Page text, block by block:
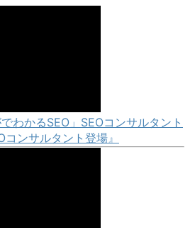
わかるSEO」SEOコンサルタント
ンサルタント登場』